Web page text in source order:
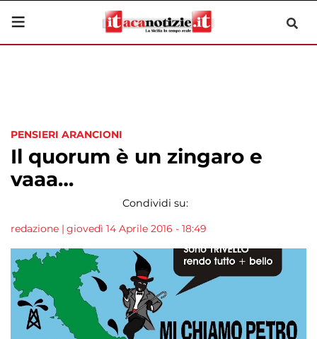
PENSIERI ARANCIONI
Il quorum è un zingaro e
vaaa…
Condividi su:
redazione | giovedì 14 Aprile 2016 - 18:49